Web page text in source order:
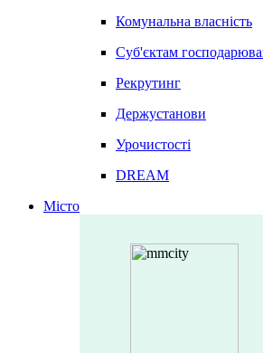
Комунальна власність
Суб'єктам
Рекрутинг
Держустанови
Урочистості
DREAM
Місто